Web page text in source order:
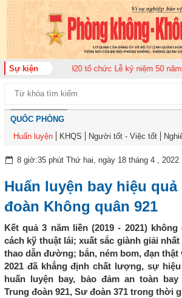
Sự kiện
Không quân 920 tổ chức Lễ kỷ niệm 50 năm
QUỐC PHÒNG
Huấn luyện
KHQS Người tốt - Việc tốt
8 giờ:35 phút Thứ hai, ngày 18 tháng 4 , 2022
Huấn luyện bay hiệu quả
đoàn Không quân 921
Kết quả 3 năm liền (2019 - 2021)
cách kỹ thuật lái; xuất sắc giành giải
thao dẫn đường; bắn, ném bom, đạn thật
2021 đã khẳng định chất lượng, sự
huấn luyện bay, bảo đảm an toàn
Trung đoàn 921, Sư đoàn 371 trong thời